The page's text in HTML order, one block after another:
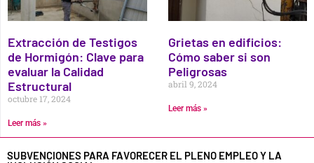
Extracción de Testigos
de Hormigón: Clave para
evaluar la Calidad
Estructural
octubre 17, 2024
Leer más »
Grietas en edificios:
Cómo saber si son
Peligrosas
abril 9, 2024
Leer más »
SUBVENCIONES PARA FAVORECER EL PLENO EMPLEO Y LA